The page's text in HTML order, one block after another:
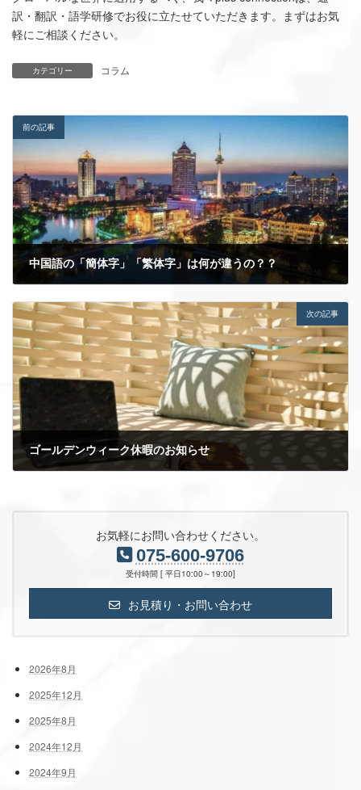
訳・翻訳・語学研修でお役に立たせていただきます。まずはお気
軽にご相談ください。
カテゴリー コラム
前の記事
中国語の「簡体字」「繁体字」は何が違うの？？
次の記事
ゴールデンウィーク休暇のお知らせ
お気軽にお問い合わせください。
075-600-9706
受付時間 [ 平日10:00～19:00]
お見積り・お問い合わせ
2026年8月
2025年12月
2025年8月
2024年12月
2024年9月